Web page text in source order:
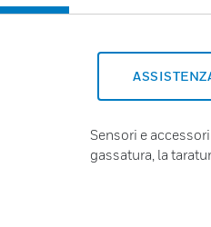
Sensori e
gassatura, la